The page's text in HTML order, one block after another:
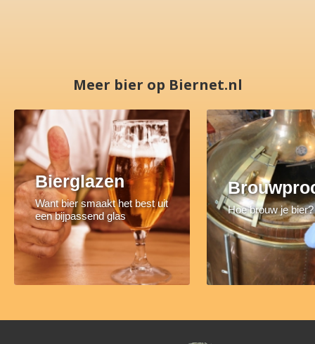
Meer bier op Biernet.nl
Bierglazen
Want bier smaakt het best uit
een bijpassend glas
Hoe brouw je bier?